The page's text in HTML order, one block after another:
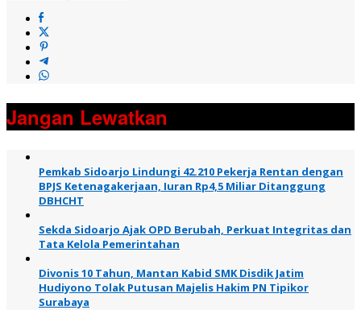
Jangan Lewatkan
Pemkab Sidoarjo Lindungi 42.210 Pekerja Rentan dengan
BPJS Ketenagakerjaan, Iuran Rp4,5 Miliar Ditanggung
DBHCHT
Sekda Sidoarjo Ajak OPD Berubah, Perkuat Integritas dan
Tata Kelola Pemerintahan
Divonis 10 Tahun, Mantan Kabid SMK Disdik Jatim
Hudiyono Tolak Putusan Majelis Hakim PN Tipikor
Surabaya